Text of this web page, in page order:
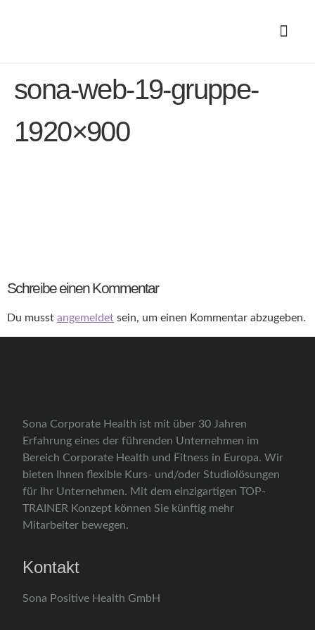
sona-web-19-gruppe-
1920×900
Schreibe einen Kommentar
Du musst angemeldet sein, um einen Kommentar abzugeben.
Sona Corporate Health ist mit über 30 Jahren
Erfahrung eines der führenden Unternehmen im
Bereich Corporate Health und Fitness in Europa. Wir
bieten Ihnen flexible Kurs- und/oder Studiolösungen
für Ihr Unternehmen. Mit dem einzigartigen TOP-
TRAINER Konzept können Sie künftig mehr
Mitarbeiter bewegen.
Kontakt
Sona Positive Health GmbH